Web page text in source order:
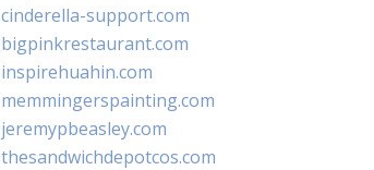
cinderella-support.com
bigpinkrestaurant.com
inspirehuahin.com
memmingerspainting.com
jeremypbeasley.com
thesandwichdepotcos.com